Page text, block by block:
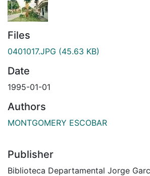
Files
0401017.JPG (45.63 KB)
Date
1995-01-01
Authors
MONTGOMERY ESCOBAR
Publisher
Biblioteca Departamental Jorge